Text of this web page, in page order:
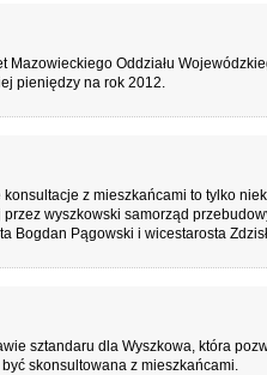
Mazowieckiego Oddziału
pieniędzy na rok 2012.
z mieszkańcami to tylko
wyszkowski samorząd
Bogdan Pągowski i wicestarosta
sztandaru dla Wyszkowa, która
skonsultowana z mieszkańcami.